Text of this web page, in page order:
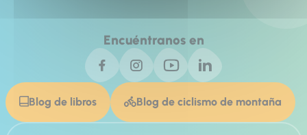
Encuéntranos en
Blog de libros Blog de ciclismo de montaña